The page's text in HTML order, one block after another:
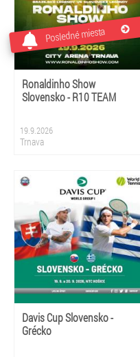
Posledné miesta
Ronaldinho Show
Slovensko - R10 TEAM
19.9.2026
Trnava
Davis Cup Slovensko -
Grécko